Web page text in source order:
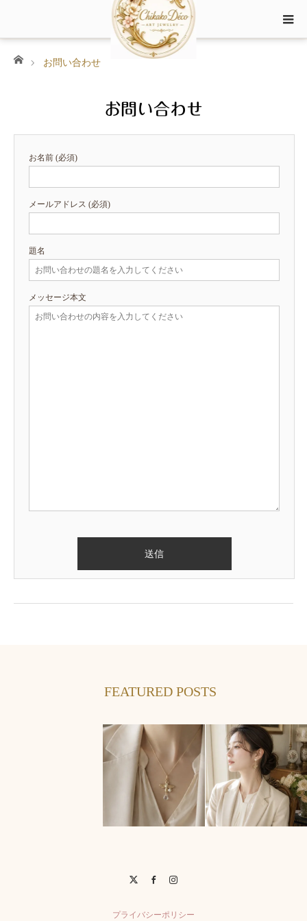
ホームお問い合わせ
お問い合わせ
お名前 (必須)
メールアドレス (必須)
題名
メッセージ本文
FEATURED POSTS
プライバシーポリシー